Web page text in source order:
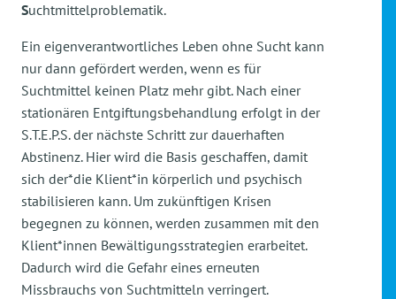
Suchtmittelproblematik.
Ein eigenverantwortliches Leben ohne Sucht kann
nur dann gefördert werden, wenn es für
Suchtmittel keinen Platz mehr gibt. Nach einer
stationären Entgiftungsbehandlung erfolgt in der
S.T.E.P.S. der nächste Schritt zur dauerhaften
Abstinenz. Hier wird die Basis geschaffen, damit
sich der*die Klient*in körperlich und psychisch
stabilisieren kann. Um zukünftigen Krisen
begegnen zu können, werden zusammen mit den
Klient*innen Bewältigungsstrategien erarbeitet.
Dadurch wird die Gefahr eines erneuten
Missbrauchs von Suchtmitteln verringert.